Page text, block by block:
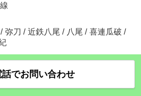
/ 弥刀 / 近鉄八尾 / 八尾 / 喜連瓜破 /
話でお問い合わせ